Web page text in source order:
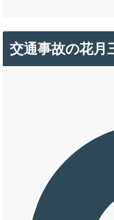
交通事故の花月